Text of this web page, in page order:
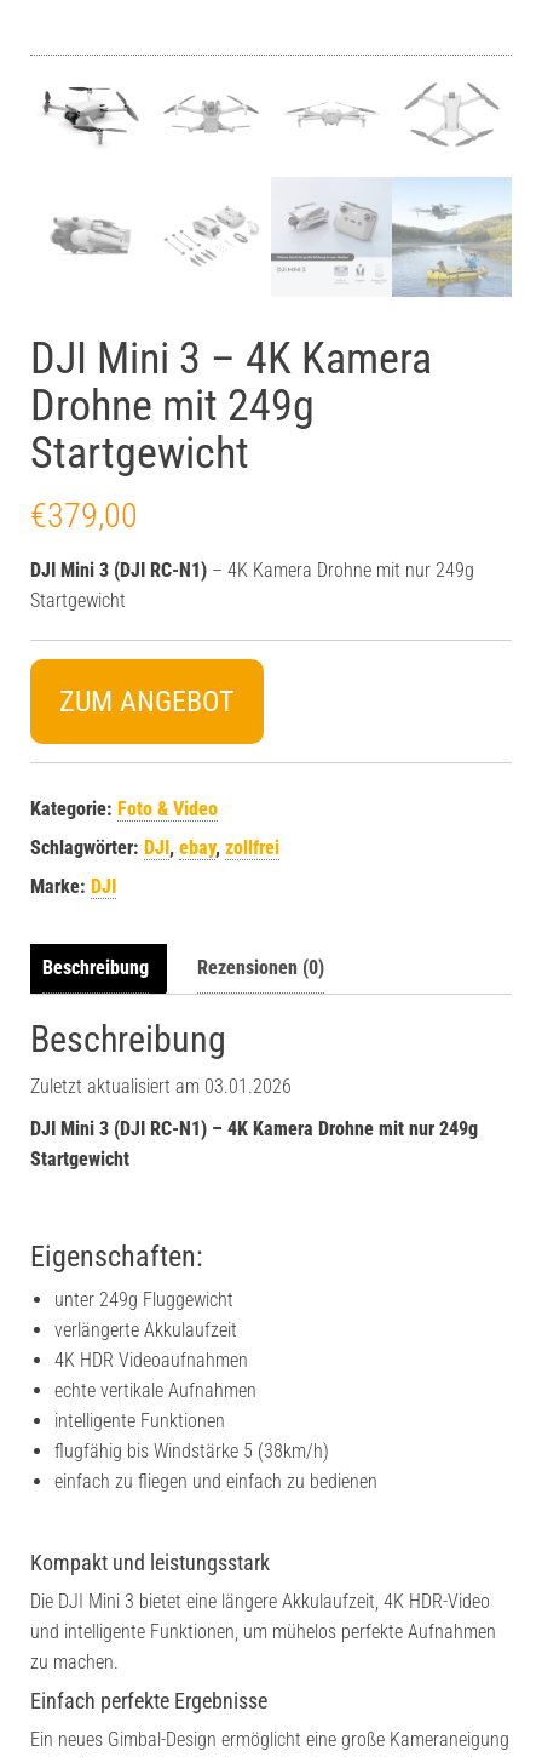
DJI Mini 3 – 4K Kamera
Drohne mit 249g
Startgewicht
€379,00
DJI Mini 3 (DJI RC-N1) – 4K Kamera Drohne mit nur 249g
Startgewicht
ZUM ANGEBOT
Kategorie: Foto & Video
Schlagwörter: DJI, ebay, zollfrei
Marke: DJI
Beschreibung Rezensionen (0)
Beschreibung
Zuletzt aktualisiert am 03.01.2026
DJI Mini 3 (DJI RC-N1) – 4K Kamera Drohne mit nur 249g
Startgewicht
Eigenschaften:
unter 249g Fluggewicht
verlängerte Akkulaufzeit
4K HDR Videoaufnahmen
echte vertikale Aufnahmen
intelligente Funktionen
flugfähig bis Windstärke 5 (38km/h)
einfach zu fliegen und einfach zu bedienen
Kompakt und leistungsstark
Die DJI Mini 3 bietet eine längere Akkulaufzeit, 4K HDR-Video
und intelligente Funktionen, um mühelos perfekte Aufnahmen
zu machen.
Einfach perfekte Ergebnisse
Ein neues Gimbal-Design ermöglicht eine große Kameraneigung